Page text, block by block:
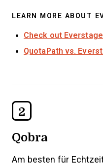
LEARN MORE ABOUT
Check out
QuotaPath vs.
2
Qobra
Am besten für